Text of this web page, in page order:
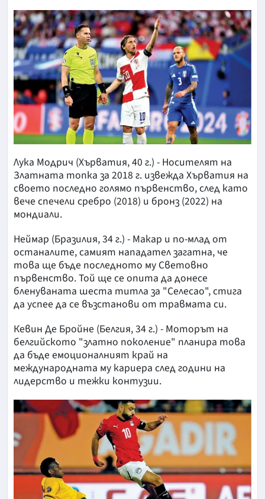
Лука Модрич (Хърватия, 40 г.) - Носителят на
Златната топка за 2018 г. извежда Хърватия на
своето последно голямо първенство, след като
вече спечели сребро (2018) и бронз (2022) на
мондиали.
Неймар (Бразилия, 34 г.) - Макар и по-млад от
останалите, самият нападател загатна, че
това ще бъде последното му Световно
първенство. Той ще се опита да донесе
бленуваната шеста титла за "Селесао", стига
да успее да се възстанови от травмата си.
Кевин Де Бройне (Белгия, 34 г.) - Моторът на
белгийското "златно поколение" планира това
да бъде емоционалният край на
международната му кариера след години на
лидерство и тежки контузии.